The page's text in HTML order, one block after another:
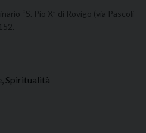
“S. Pio X” di Rovigo (via Pascoli
Spiritualità